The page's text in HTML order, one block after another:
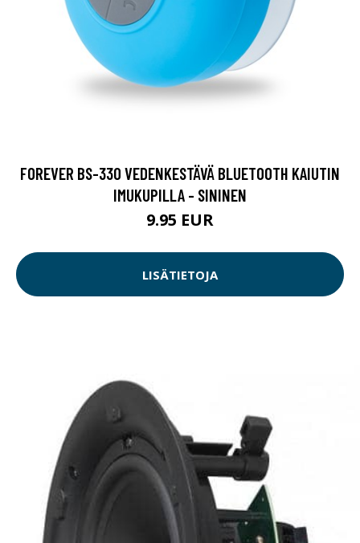
FOREVER BS-330 VEDENKESTÄVÄ BLUETOOTH KAIUTIN
IMUKUPILLA - SININEN
9.95 EUR
LISÄTIETOJA